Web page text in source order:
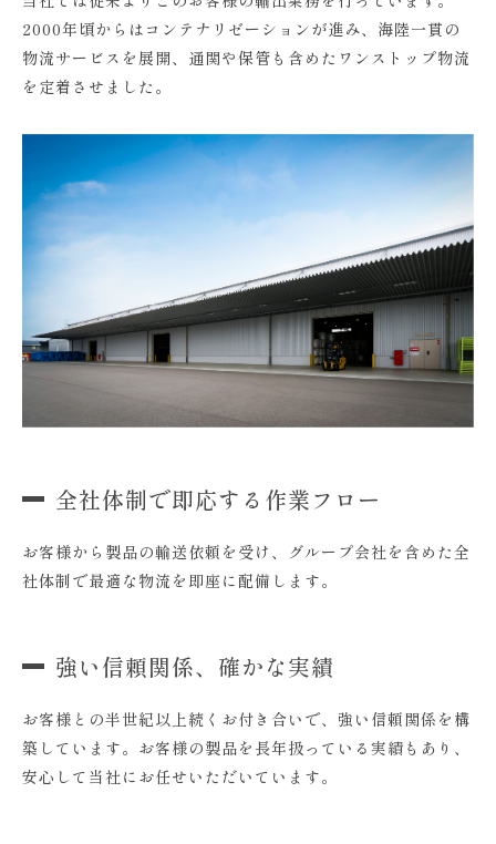
2000年頃からはコンテナリゼーションが進み、海陸一貫の
物流サービスを展開、通関や保管も含めたワンストップ物流
を定着させました。
全社体制で即応する作業フロー
お客様から製品の輸送依頼を受け、グループ会社を含めた全
社体制で最適な物流を即座に配備します。
強い信頼関係、確かな実績
お客様との半世紀以上続くお付き合いで、強い信頼関係を構
築しています。お客様の製品を長年扱っている実績もあり、
安心して当社にお任せいただいています。